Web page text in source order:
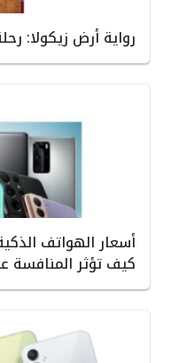
رواية أرض زيكولا:
أسعار الهواتف
كيف تؤثر المنافسة